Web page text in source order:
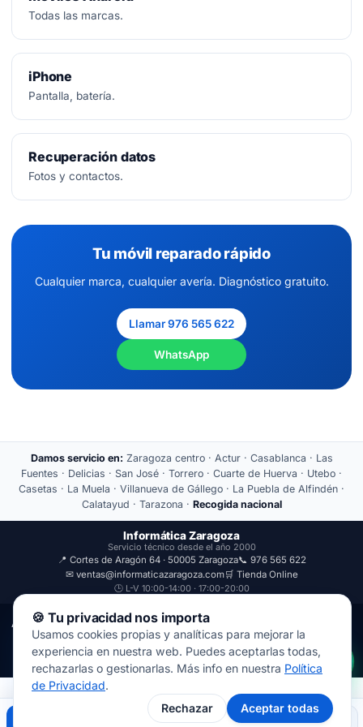
Todas las marcas.
iPhone
Pantalla, batería.
Recuperación datos
Fotos y contactos.
Tu móvil reparado rápido
Cualquier marca, cualquier avería. Diagnóstico gratuito.
Llamar 976 565 622
WhatsApp
Damos servicio en: Zaragoza centro · Actur · Casablanca · Las
Fuentes · Delicias · San José · Torrero · Cuarte de Huerva · Utebo ·
Casetas · La Muela · Villanueva de Gállego · La Puebla de Alfindén ·
Calatayud · Tarazona · Recogida nacional
Informática Zaragoza
Servicio técnico desde el año 2000
📍 Cortes de Aragón 64 · 50005 Zaragoza📞 976 565 622
✉ ventas@informaticazaragoza.com🛒 Tienda Online
🕒 L-V 10:00-14:00 · 17:00-20:00
Aviso Legal
Política de Privacidad
© 2000-2026 · Javal Informática S.L. · Tienda Informática Zaragoza
· Reparación de Ordenadores, Portátiles y Móviles.
🍪 Tu privacidad nos importa
Usamos cookies propias y analíticas para mejorar la
experiencia en nuestra web. Puedes aceptarlas todas,
rechazarlas o gestionarlas. Más info en nuestra Política
de Privacidad.
Rechazar
Aceptar todas